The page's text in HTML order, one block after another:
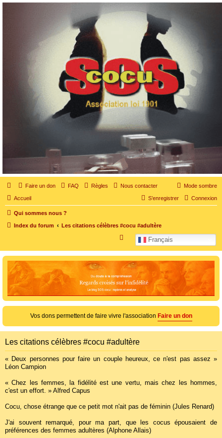
SOS cocu
SOS cocu est une association loi 1901 dont l'objet est le soutien aux victimes d'adultère.
Pouvoir parler, se confier, recevoir un soutien moral pour traverser une situation
personnelle douloureuse
Mode sombre
Faire un don FAQ Règles Nous contacter
Accueil Connexion
S’enregistrer
Qui sommes nous ?
Index du forum Les citations célèbres #cocu #adultère
Français
c
e
r
e
r
Vos dons permettent de faire vivre l'association Faire un don
Les citations célèbres #cocu #adultère
« Deux personnes pour faire un couple heureux, ce n'est pas assez »
Léon Campion
« Chez les femmes, la fidélité est une vertu, mais chez les hommes,
c'est un effort. » Alfred Capus
Cocu, chose étrange que ce petit mot n'ait pas de féminin (Jules Renard)
J'ai souvent remarqué, pour ma part, que les cocus épousaient de
préférences des femmes adultères (Alphone Allais)